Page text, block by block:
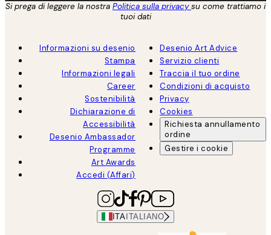
Si prega di leggere la nostra Politica sulla privacysu come trattiamo i
tuoi dati
Informazioni su desenio
Stampa
Informazioni legali
Career
Sostenibilità
Dichiarazione di
Accessibilità
Desenio Ambassador
Programme
Art Awards
Accedi (Affari)
Desenio Art Advice
Servizio clienti
Traccia il tuo ordine
Condizioni di acquisto
Privacy
Cookies
Richiesta annullamento
ordine
Gestire i cookie
ITA ITALIANO